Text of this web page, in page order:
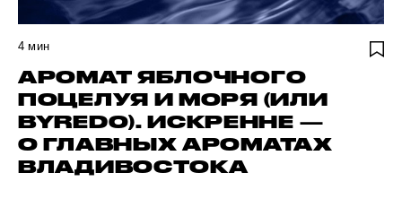
4 мин
АРОМАТ ЯБЛОЧНОГО
ПОЦЕЛУЯ И МОРЯ (ИЛИ
BYREDO). ИСКРЕННЕ —
О ГЛАВНЫХ АРОМАТАХ
ВЛАДИВОСТОКА